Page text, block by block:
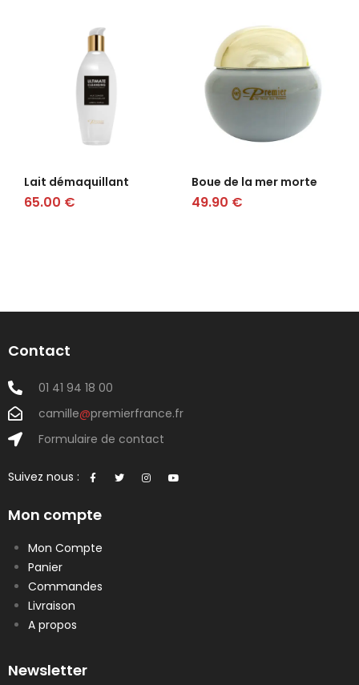
Lait démaquillant
65.00 €
Boue de la mer morte
49.90 €
Contact
01 41 94 18 00
camille@premierfrance.fr
Formulaire de contact
Suivez nous :
Mon compte
Mon Compte
Panier
Commandes
Livraison
A propos
Newsletter